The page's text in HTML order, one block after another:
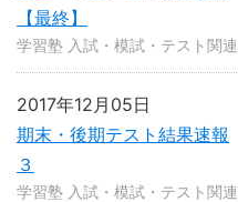
【最終】
学習塾 入試・模試・テスト関連
期末・後期テスト結果速報
３
2017年12月05日
学習塾 入試・模試・テスト関連